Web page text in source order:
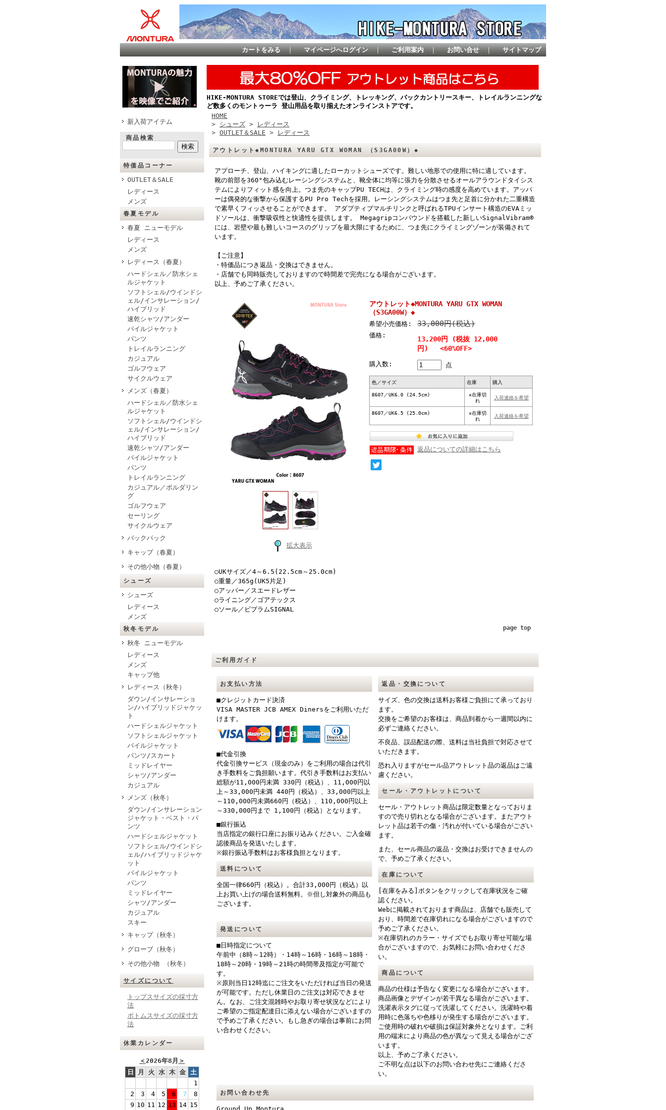
カートをみる ｜ マイページへログイン ｜ ご利用案内 ｜ お問い合せ ｜ サイトマップ
新入荷アイテム
商品検索
特価品コーナー
OUTLET＆SALE
レディース
メンズ
春夏モデル
春夏 ニューモデル
レディース
メンズ
レディース（春夏）
ハードシェル／防水シェ
ルジャケット
ソフトシェル/ウインドシ
ェル/インサレーション/
ハイブリッド
速乾シャツ/アンダー
パイルジャケット
パンツ
トレイルランニング
カジュアル
ゴルフウェア
サイクルウェア
メンズ（春夏）
ハードシェル／防水シェ
ルジャケット
ソフトシェル/ウインドシ
ェル/インサレーション/
ハイブリッド
速乾シャツ/アンダー
パイルジャケット
パンツ
トレイルランニング
カジュアル／ボルダリン
グ
ゴルフウェア
セーリング
サイクルウェア
バックパック
キャップ（春夏）
その他小物（春夏）
シューズ
シューズ
レディース
メンズ
秋冬モデル
秋冬 ニューモデル
レディース
メンズ
キャップ他
レディース（秋冬）
ダウン/インサレーショ
ン/ハイブリッドジャケッ
ト
ハードシェルジャケット
ソフトシェルジャケット
パイルジャケット
パンツ/スカート
ミッドレイヤー
シャツ/アンダー
カジュアル
メンズ（秋冬）
ダウン/インサレーション
ジャケット・ベスト・パ
ンツ
ハードシェルジャケット
ソフトシェル/ウインドシ
ェル/ハイブリッドジャケ
ット
パイルジャケット
パンツ
ミッドレイヤー
シャツ/アンダー
カジュアル
スキー
キャップ（秋冬）
グローブ（秋冬）
その他小物 （秋冬）
サイズについて
トップスサイズの採寸方
法
ボトムスサイズの採寸方
法
休業カレンダー
＜2026年8月 ＞
日
月 火 水 木 金 土
1
2
3 4 5 6 7
8
9 10 11 12 13 14 15
HIKE-MONTURA STOREでは登山、クライミング、トレッキング、バックカントリースキー、トレイルランニングな
ど数多くのモントゥーラ 登山用品を取り揃えたオンラインストアです。
HOME
> シューズ >
レディース
> OUTLET＆SALE > レディース
アウトレット◆MONTURA YARU GTX WOMAN （S3GA00W）◆
アプローチ、登山、ハイキングに適したローカットシューズです。難しい地形での使用に特に適しています。
靴の前部を360°包み込むレーシングシステムと、靴全体に均等に張力を分散させるオールアラウンドタイシス
テムによりフィット感を向上。つま先のキャップPU TECHは、クライミング時の感度を高めています。アッパ
ーは偶発的な衝撃から保護するPU Pro Techを採用。レーシングシステムはつま先と足首に分かれた二重構造
で素早くフィッさせることができます。 アダプティブマルチリンクと呼ばれるTPUインサート構造のEVAミッ
ドソールは、衝撃吸収性と快適性を提供します。 Megagripコンパウンドを搭載した新しいSignalVibram®
には、岩壁や最も難しいコースのグリップを最大限にするために、つま先にクライミングゾーンが装備されて
います。
【ご注意】
・特価品につき返品・交換はできません。
・店舗でも同時販売しておりますので時間差で完売になる場合がございます。
以上、予めご了承ください。
拡大表示
アウトレット◆MONTURA YARU GTX WOMAN
（S3GA00W）◆
希望小売価格: 33,000円(税込)
価格:
13,200円 (税抜 12,000
円) <60%OFF>
購入数: 点
色／サイズ 在庫 購入
8607／UK6.0 (24.5cm)
×在庫切
れ
入荷連絡を希望
8607／UK6.5 (25.0cm)
×在庫切
れ
入荷連絡を希望
返品についての詳細はこちら
○UKサイズ／4～6.5(22.5cm～25.0cm)
○重量／365g(UK5片足)
○アッパー／スエードレザー
○ライニング／ゴアテックス
○ソール／ビブラムSIGNAL
page top
ご利用ガイド
お支払い方法
■クレジットカード決済
VISA MASTER JCB AMEX Dinersをご利用いただ
けます。
■代金引換
代金引換サービス（現金のみ）をご利用の場合は代引
き手数料をご負担願います。代引き手数料はお支払い
総額が11,000円未満 330円（税込）、11,000円以
上～33,000円未満 440円（税込）、33,000円以上
～110,000円未満660円（税込）、110,000円以上
～330,000円まで 1,100円（税込）となります。
■銀行振込
当店指定の銀行口座にお振り込みください。ご入金確
認後商品を発送いたします。
※銀行振込手数料はお客様負担となります。
送料について
全国一律660円（税込）。合計33,000円（税込）以
上お買い上げの場合送料無料。※但し対象外の商品も
ございます。
発送について
■日時指定について
午前中（8時～12時）・14時～16時・16時～18時・
18時～20時・19時～21時の時間帯及指定が可能で
す。
※原則当日12時迄にご注文をいただければ当日の発送
が可能です。ただし休業日のご注文は対応できませ
ん。なお、ご注文混雑時やお取り寄せ状況などにより
ご希望のご指定配達日に添えない場合がございますの
で予めご了承ください。もし急ぎの場合は事前にお問
い合わせください。
返品・交換について
サイズ、色の交換は送料お客様ご負担にて承っており
ます。
交換をご希望のお客様は、商品到着から一週間以内に
必ずご連絡ください。
不良品、誤品配送の際、送料は当社負担で対応させて
いただきます。
恐れ入りますがセール品アウトレット品の返品はご遠
慮ください。
セール・アウトレットについて
セール・アウトレット商品は限定数量となっておりま
すので売り切れとなる場合がございます。またアウト
レット品は若干の傷・汚れが付いている場合がござい
ます。
また、セール商品の返品・交換はお受けできませんの
で、予めご了承ください。
在庫について
[在庫をみる]ボタンをクリックして在庫状況をご確
認ください。
Webに掲載されております商品は、店舗でも販売して
おり、時間差で在庫切れになる場合がございますので
予めご了承ください。
※在庫切れのカラー・サイズでもお取り寄せ可能な場
合がございますので、お気軽にお問い合わせくださ
い。
商品について
商品の仕様は予告なく変更になる場合がございます。
商品画像とデザインが若干異なる場合がございます。
洗濯表示タグに従って洗濯してください。洗濯時や着
用時に色落ちや色移りが発生する場合がございます。
ご使用時の破れや破損は保証対象外となります。ご利
用の端末により商品の色が異なって見える場合がござ
います。
以上、予めご了承ください。
ご不明な点は以下のお問い合わせ先にご連絡くださ
い。
お問い合わせ先